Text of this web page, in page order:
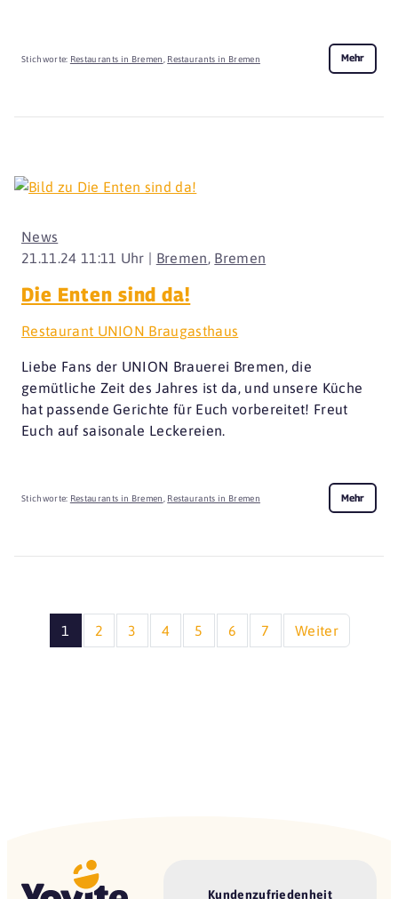
Stichworte: Restaurants in Bremen Restaurants in Bremen Mehr
21.11.24 11:11 Uhr | Bremen, Bremen
News
Die Enten sind da!
Restaurant UNION Braugasthaus
Liebe Fans der UNION Brauerei Bremen, die
gemütliche Zeit des Jahres ist da, und unsere Küche
hat passende Gerichte für Euch vorbereitet! Freut
Euch auf saisonale Leckereien.
Stichworte: Restaurants in Bremen Restaurants in Bremen Mehr
1 2 3 4 5 6 7 Weiter
Kundenzufriedenheit